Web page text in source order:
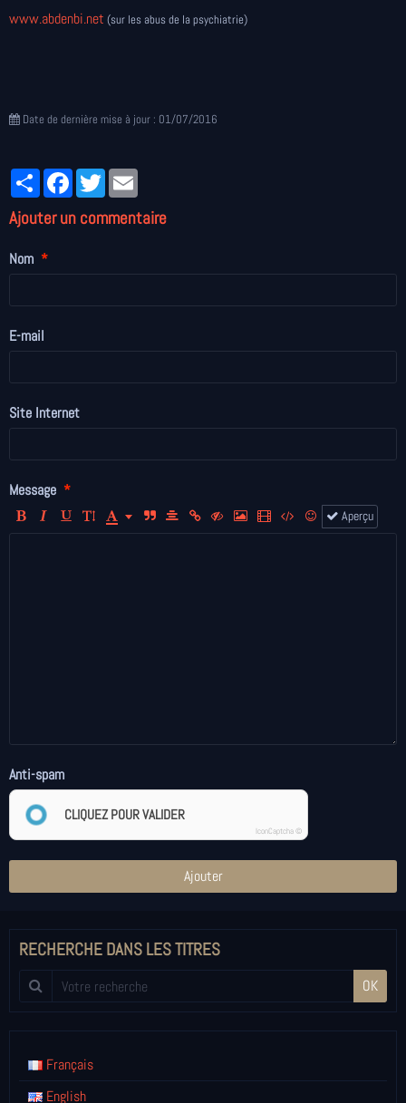
www.abdenbi.net (sur les abus de la psychiatrie)
Date de dernière mise à jour : 01/07/2016
PartagerFacebookTwitter
Ajouter un commentaire
Nom
E-mail
Site Internet
Message
Aperçu
Anti-spam
CLIQUEZ POUR VALIDER
IconCaptcha ©
Ajouter
RECHERCHE DANS LES TITRES
OK
Français
English